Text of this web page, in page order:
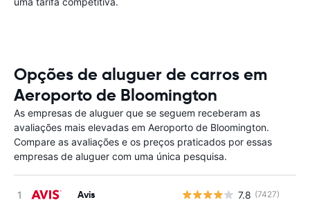
Opções de aluguer de carros em
Aeroporto de Bloomington
As empresas de aluguer que se seguem receberam as
avaliações mais elevadas em Aeroporto de Bloomington.
Compare as avaliações e os preços praticados por essas
empresas de aluguer com uma única pesquisa.
Avis 7.8 (7427)